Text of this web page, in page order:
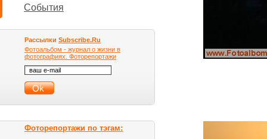
События
Рассылки Subscribe.Ru
Фотоальбом - журнал о жизни в
фотографиях. Фоторепортажи
Фоторепортажи по тэгам: